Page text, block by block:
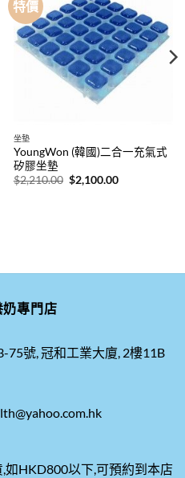
特價
坐墊
YoungWon (韓國)二合一充氣式
矽膠坐墊
$2,210.00 原
$2,100.00目
專門店
75號, 冠和工業大廈, 2樓11B
HKD800以下,可預約到本店